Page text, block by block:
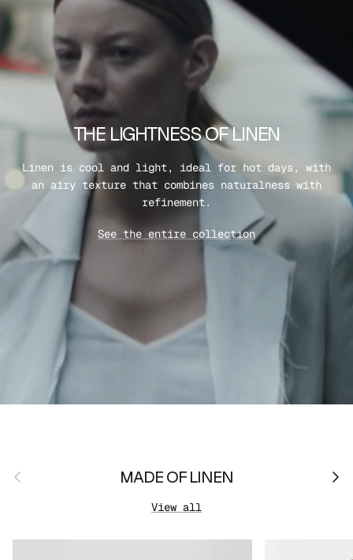
THE LIGHTNESS OF LINEN
Linen is cool and light, ideal for hot days, with
an airy texture that combines naturalness with
refinement.
See the entire collection
Previous MADE OF LINEN
View all